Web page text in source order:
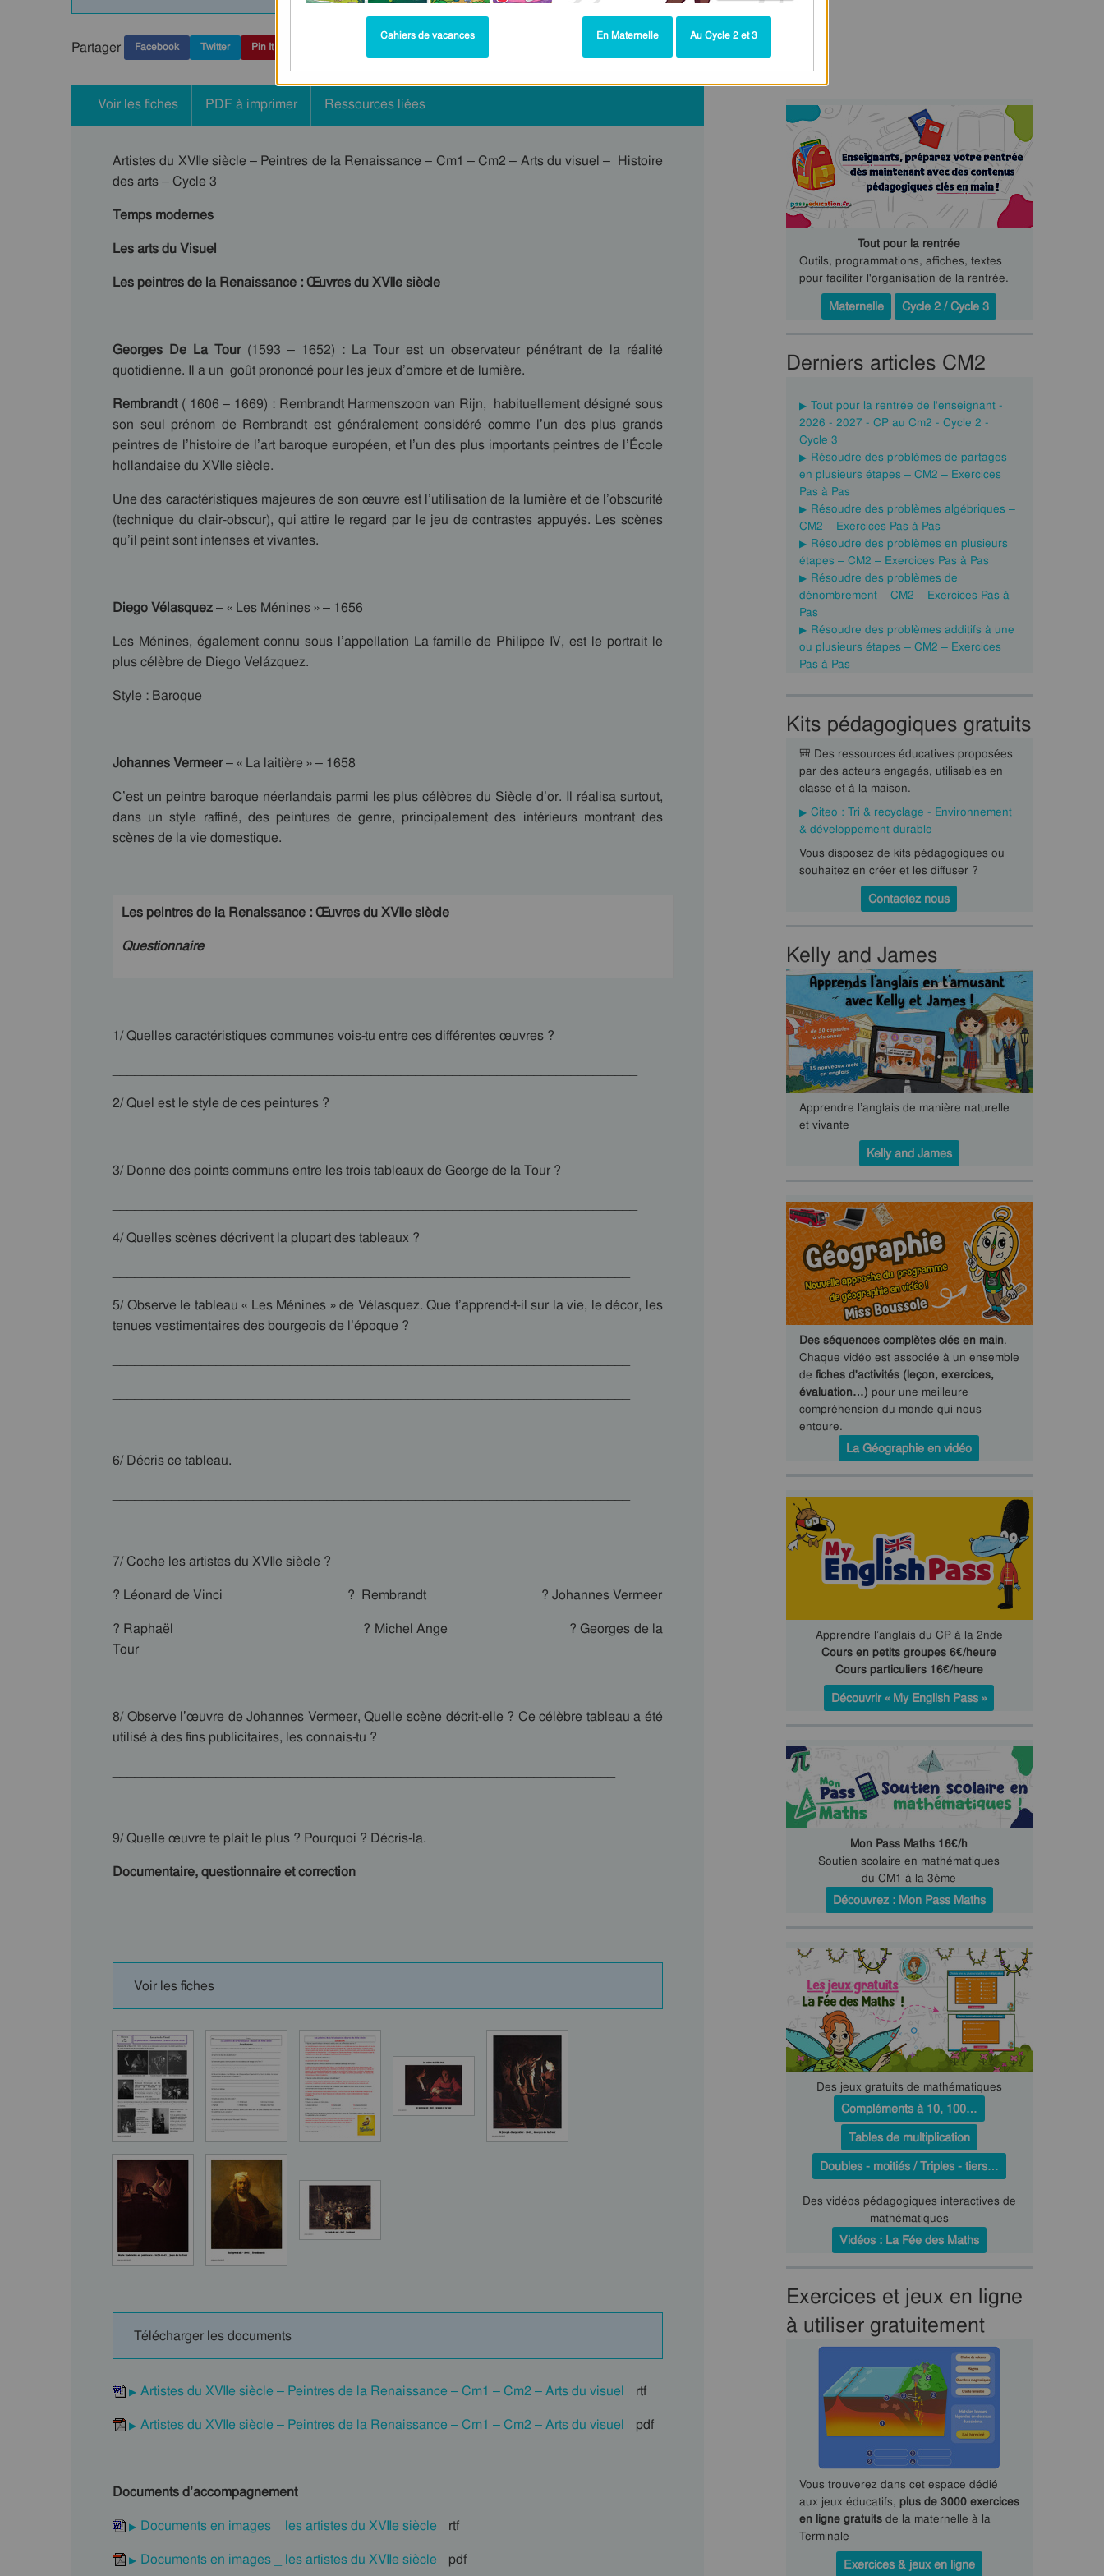
Partager Facebook Twitter Pin It
Voir les fiches PDF à imprimer Ressources liées
Artistes du XVIIe siècle – Peintres de la Renaissance – Cm1 – Cm2 – Arts du visuel – Histoire
des arts – Cycle 3
Temps modernes
Les arts du Visuel
Les peintres de la Renaissance : Œuvres du XVIIe siècle
Georges De La Tour(1593 – 1652) : La Tour est un observateur pénétrant de la réalité
quotidienne. Il a un goût prononcé pour les jeux d’ombre et de lumière.
Rembrandt( 1606 – 1669) : Rembrandt Harmenszoon van Rijn, habituellement désigné sous
son seul prénom de Rembrandt est généralement considéré comme l’un des plus grands
peintres de l’histoire de l’art baroque européen, et l’un des plus importants peintres de l’École
hollandaise du XVIIe siècle.
Une des caractéristiques majeures de son œuvre est l’utilisation de la lumière et de l’obscurité
(technique du clair-obscur), qui attire le regard par le jeu de contrastes appuyés. Les scènes
qu’il peint sont intenses et vivantes.
Diego Vélasquez– « Les Ménines » – 1656
Les Ménines, également connu sous l’appellation La famille de Philippe IV, est le portrait le
plus célèbre de Diego Velázquez.
Style : Baroque
Johannes Vermeer– « La laitière » – 1658
C’est un peintre baroque néerlandais parmi les plus célèbres du Siècle d’or. Il réalisa surtout,
dans un style raffiné, des peintures de genre, principalement des intérieurs montrant des
scènes de la vie domestique.
Les peintres de la Renaissance : Œuvres du XVIIe siècle
Questionnaire
1/ Quelles caractéristiques communes vois-tu entre ces différentes œuvres ?
2/ Quel est le style de ces peintures ?
3/ Donne des points communs entre les trois tableaux de George de la Tour ?
4/ Quelles scènes décrivent la plupart des tableaux ?
5/ Observe le tableau « Les Ménines » de Vélasquez. Que t’apprend-t-il sur la vie, le décor, les
tenues vestimentaires des bourgeois de l’époque ?
6/ Décris ce tableau.
7/ Coche les artistes du XVIIe siècle ?
? Léonard de Vinci ? Rembrandt ? Johannes Vermeer
? Raphaël ? Michel Ange ? Georges de la
Tour
8/ Observe l’œuvre de Johannes Vermeer, Quelle scène décrit-elle ? Ce célèbre tableau a été
utilisé à des fins publicitaires, les connais-tu ?
9/ Quelle œuvre te plait le plus ? Pourquoi ? Décris-la.
Documentaire, questionnaire et correction
Voir les fiches
Télécharger les documents
Artistes du XVIIe siècle – Peintres de la Renaissance – Cm1 – Cm2 – Arts du visuel
rtf
Artistes du XVIIe siècle – Peintres de la Renaissance – Cm1 – Cm2 – Arts du visuel
pdf
Documents d’accompagnement
Documents en images _ les artistes du XVIIe siècle
rtf
Documents en images _ les artistes du XVIIe siècle
pdf
Tout pour la rentrée
Outils, programmations, affiches, textes…
pour faciliter l'organisation de la rentrée.
Maternelle
Cycle 2 / Cycle 3
Derniers articles CM2
Tout pour la rentrée de l'enseignant -
2026 - 2027 - CP au Cm2 - Cycle 2 -
Cycle 3
Résoudre des problèmes de partages
en plusieurs étapes – CM2 – Exercices
Pas à Pas
Résoudre des problèmes algébriques –
CM2 – Exercices Pas à Pas
Résoudre des problèmes en plusieurs
étapes – CM2 – Exercices Pas à Pas
Résoudre des problèmes de
dénombrement – CM2 – Exercices Pas à
Pas
Résoudre des problèmes additifs à une
ou plusieurs étapes – CM2 – Exercices
Pas à Pas
Kits pédagogiques gratuits
🎒 Des ressources éducatives proposées
par des acteurs engagés, utilisables en
classe et à la maison.
Citeo : Tri & recyclage - Environnement
& développement durable
Vous disposez de kits pédagogiques ou
souhaitez en créer et les diffuser ?
Contactez nous
Kelly and James
Apprendre l’anglais de manière naturelle
et vivante
Kelly and James
Des séquences complètes clés en main.
Chaque vidéo est associée à un ensemble
de fiches d'activités (leçon, exercices,
évaluation…) pour une meilleure
compréhension du monde qui nous
entoure.
La Géographie en vidéo
Apprendre l’anglais du CP à la 2nde
Cours en petits groupes 6€/heure
Cours particuliers 16€/heure
Découvrir « My English Pass »
Mon Pass Maths 16€/h
Soutien scolaire en mathématiques
du CM1 à la 3ème
Découvrez : Mon Pass Maths
Des jeux gratuits de mathématiques
Compléments à 10, 100…
Tables de multiplication
Doubles - moitiés / Triples - tiers…
Des vidéos pédagogiques interactives de
mathématiques
Vidéos : La Fée des Maths
Exercices et jeux en ligne
à utiliser gratuitement
Vous trouverez dans cet espace dédié
aux jeux éducatifs, plus de 3000 exercices
en ligne gratuitsde la maternelle à la
Terminale
Exercices & jeux en ligne
Cahiers de vacances En Maternelle Au Cycle 2 et 3